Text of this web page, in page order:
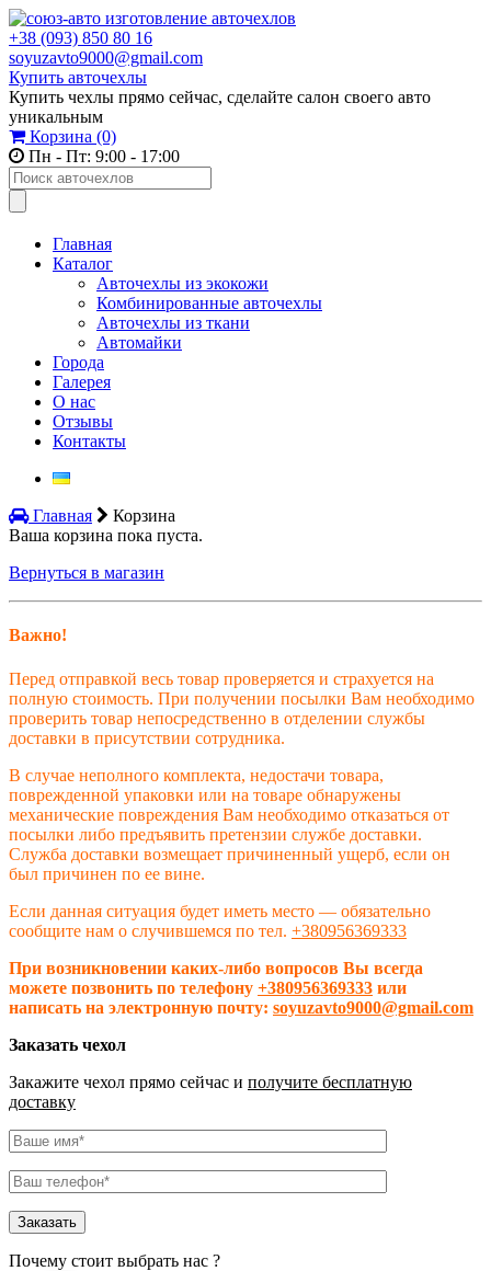
+38 (093) 850 80 16
soyuzavto9000@gmail.com
Купить авточехлы
Купить чехлы прямо сейчас, сделайте салон своего авто
уникальным
Корзина (0)
Пн - Пт: 9:00 - 17:00
Главная
Каталог
Авточехлы из экокожи
Комбинированные авточехлы
Авточехлы из ткани
Автомайки
Города
Галерея
О нас
Отзывы
Контакты
Главная
Корзина
Ваша корзина пока пуста.
Вернуться в магазин
Важно!
Перед отправкой весь товар проверяется и страхуется на
полную стоимость. При получении посылки Вам необходимо
проверить товар непосредственно в отделении службы
доставки в присутствии сотрудника.
В случае неполного комплекта, недостачи товара,
поврежденной упаковки или на товаре обнаружены
механические повреждения Вам необходимо отказаться от
посылки либо предъявить претензии службе доставки.
Служба доставки возмещает причиненный ущерб, если он
был причинен по ее вине.
Если данная ситуация будет иметь место — обязательно
сообщите нам о случившемся по тел. +380956369333
При возникновении каких-либо вопросов Вы всегда
можете позвонить по телефону +380956369333 или
написать на электронную почту: soyuzavto9000@gmail.com
Заказать чехол
Закажите чехол прямо сейчас и получите бесплатную
доставку
Почему стоит выбрать нас ?